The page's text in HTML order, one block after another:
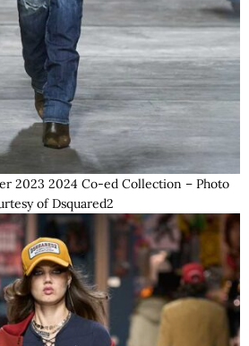
2023 2024 Co-ed Collection – Photo
of Dsquared2